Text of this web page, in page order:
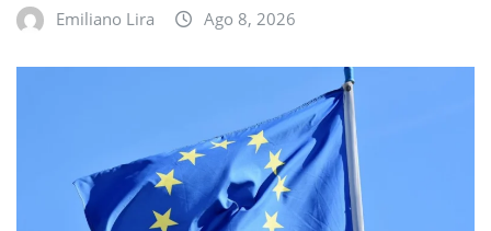
Emiliano Lira Ago 8, 2026